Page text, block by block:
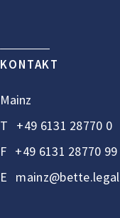
KONTAKT
Mainz
T +49 6131 28770 0
F +49 6131 28770 99
E mainz@bette.legal